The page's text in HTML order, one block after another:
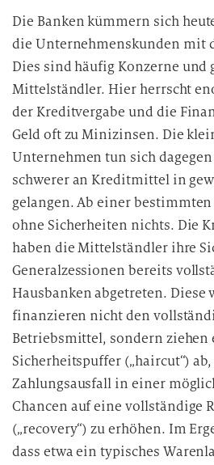
n
g
i
n
d
i
e
t
e
n
v
e
r
a
e
i
t
Die Banken kümmern sich
die Unternehmenskunden mit
Dies sind häufig Konzerne und
Mittelständler. Hier herrscht
der Kreditvergabe und die
Geld oft zu Minizinsen. Die
Unternehmen tun sich
schwerer an Kreditmittel in
gelangen. Ab einer
ohne Sicherheiten nichts. Die
haben die Mittelständler ihre
Generalzessionen bereits
Hausbanken abgetreten. Diese
finanzieren nicht den
Betriebsmittel, sondern ziehen
Sicherheitspuffer („haircut“)
Zahlungsausfall in einer
Chancen auf eine vollständige
(„recovery“) zu erhöhen. Im
dass etwa ein typisches